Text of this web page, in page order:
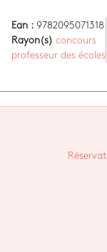
Ean : 9782095071318
Rayon(s) concours
professeur des écoles